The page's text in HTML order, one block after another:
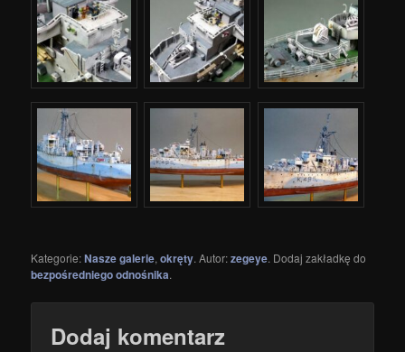
Kategorie:Nasze galerie,okręty. Autor:zegeye. Dodaj zakładkę do
bezpośredniego odnośnika.
Dodaj komentarz